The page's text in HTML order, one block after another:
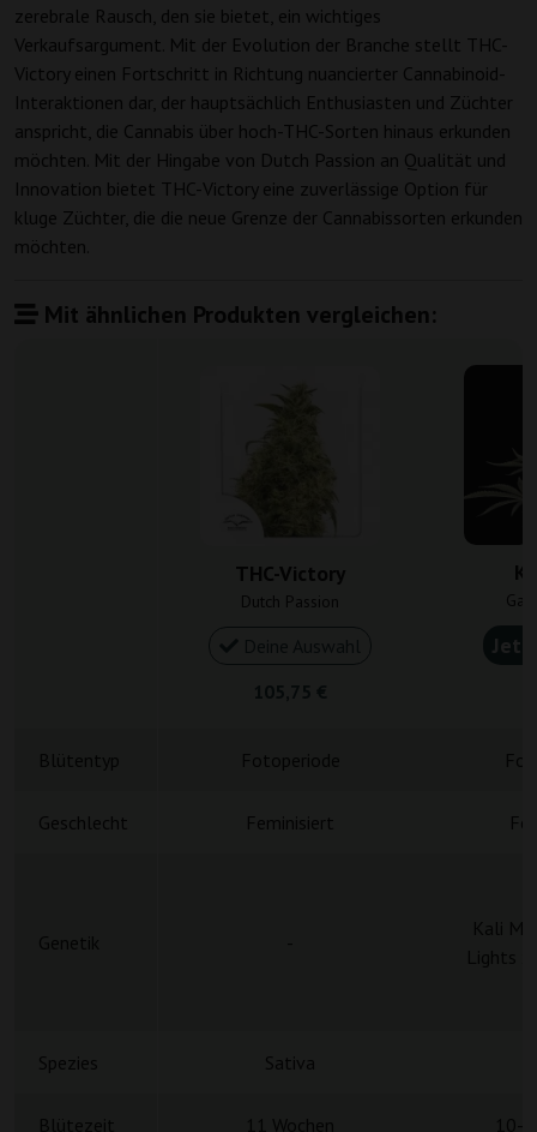
zerebrale Rausch, den sie bietet, ein wichtiges
Verkaufsargument. Mit der Evolution der Branche stellt THC-
Victory einen Fortschritt in Richtung nuancierter Cannabinoid-
Interaktionen dar, der hauptsächlich Enthusiasten und Züchter
anspricht, die Cannabis über hoch-THC-Sorten hinaus erkunden
möchten. Mit der Hingabe von Dutch Passion an Qualität und
Innovation bietet THC-Victory eine zuverlässige Option für
kluge Züchter, die die neue Grenze der Cannabissorten erkunden
möchten.
Mit ähnlichen Produkten vergleichen:
THC-Victory
Dutch Passion
Geschlecht Feminisiert
Spezies Sativa